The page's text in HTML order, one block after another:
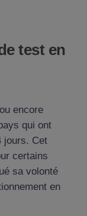
test en
encore
qui ont
jours. Cet
certains
sa volonté
en